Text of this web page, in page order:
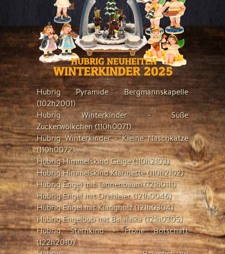
Hubrig Pyramide Bergmannskapelle
(102h2001)
Hubrig Winterkinder - Süße
Zuckerwölkchen (110h0071)
Hubrig Winterkinder - Kleine Naschkatze
(110h0072)
Hubrig Himmelskind Geige (110h2103)
Hubrig Himmelskind Klarinette (110h2102)
Hubrig Engel mit Tannenbaum (121h0111)
Hubrig Engel mit Drehleier (121h0046)
Hubrig Engel mit Klangholz (121h0304)
Hubrig Engelbub mit Balalaika (121h0305)
Hubrig Sternkind - Frohe Botschaft
(122h2010)